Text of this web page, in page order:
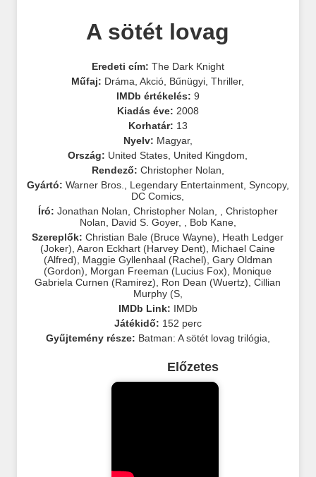
A sötét lovag
Eredeti cím: The Dark Knight
Műfaj: Dráma ,Akció Bűnügyi ,Thriller,
IMDb értékelés: 9
Kiadás éve: 2008
Korhatár: 13
Nyelv: Magyar,
Ország: United States United Kingdom
Rendező: Christopher Nolan
Gyártó: Warner Bros. Legendary Entertainment, Syncopy,
DC Comics
Író: Jonathan Nolan Christopher Nolan
Christopher
Nolan
David S. Goyer, Bob Kane,
Szereplők: Christian Bale (Bruce Wayne)
Heath Ledger
(Joker) ,Aaron Eckhart (Harvey Dent)
Michael Caine
(Alfred)
Maggie Gyllenhaal (Rachel) Gary Oldman
(Gordon)
Morgan Freeman (Lucius Fox)
Monique
Gabriela Curnen (Ramirez)
Ron Dean (Wuertz) ,Cillian
Murphy (S,
IMDb Link: IMDb
Játékidő: 152 perc
Gyűjtemény része: Batman: A sötét lovag trilógia
Előzetes